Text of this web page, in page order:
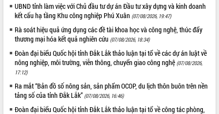
Lấy ý kiến điều chỉnh Quy hoạch tỉnh
Đắk Lắk thời kỳ 2021-2030, tầm nhìn
đến năm 2050
Phát động chiến dịch 30 ngày đêm
ven biển
Đắk Lắk nỗ lực thúc đẩy tăng trưởng
kinh tế từ 10% trở lên trong Quý
II/2026
Đắk Lắk ký kết thỏa thuận hợp tác về
chuyển đổi số giai đoạn 2026 – 2030
UBND tỉnh làm việc với Chủ đầu tư dự án Đầu tư xây dựng và kinh doanh
kết cấu hạ tầng Khu công nghiệp Phú Xuân (07/08/2026, 19:47)
Rà soát hiệu quả ứng dụng các đề tài khoa học và công nghệ, thúc đẩy
thương mại hóa kết quả nghiên cứu (07/08/2026, 18:34)
Đoàn đại biểu Quốc hội tỉnh Đắk Lắk thảo luận tại tổ về các dự án luật về
nông nghiệp, môi trường, viễn thông, chuyển giao công nghệ (07/08/2026,
17:12)
Ra mắt “Bản đồ số nông sản, sản phẩm OCOP, du lịch thôn buôn trên nền
tảng số của tỉnh Đắk Lắk” (07/08/2026, 16:46)
Đoàn đại biểu Quốc hội tỉnh Đắk Lắk thảo luận tại tổ về công tác phòng,